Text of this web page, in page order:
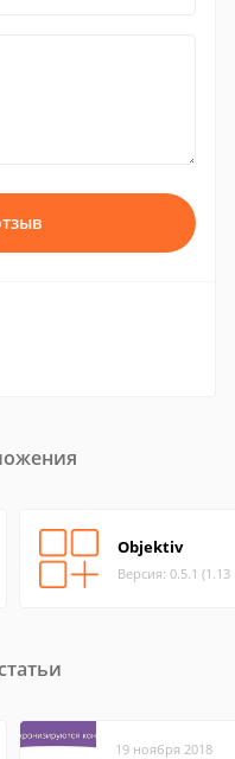
Objektiv
Версия: 0.5.1
19 ноября 2018